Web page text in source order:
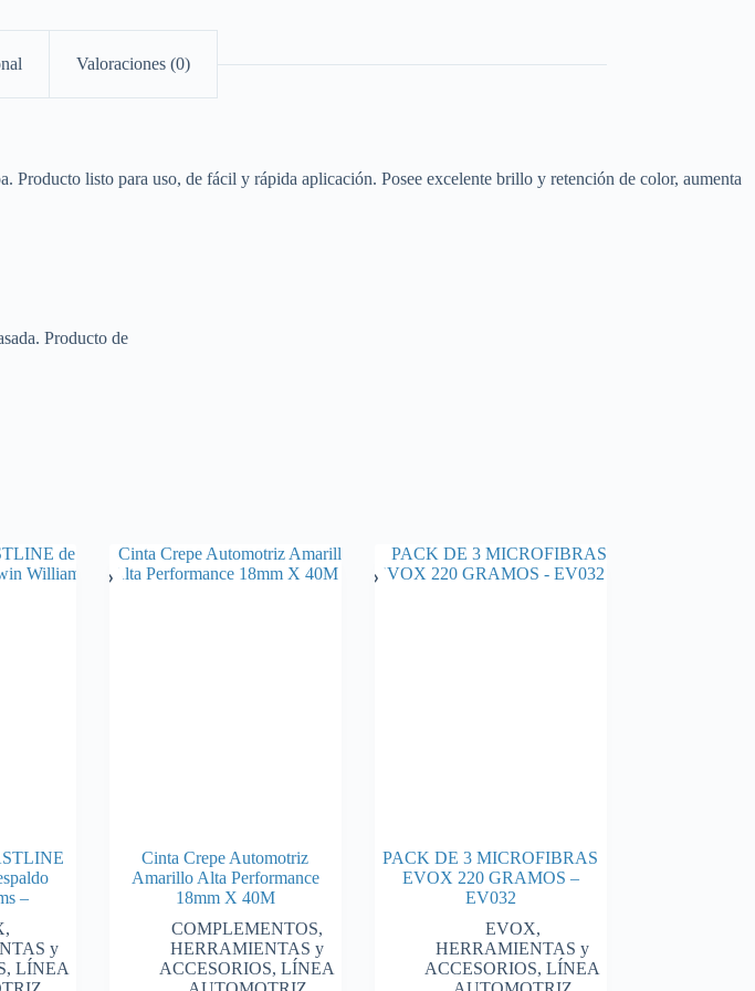
Valoraciones (0)
listo para uso, de fácil y rápida aplicación. Posee excelente brillo y retención de color, aumenta
Producto de
–
,
y
,LÍNEA
Cinta Crepe Automotriz
Amarillo Alta Performance
18mm X 40M
COMPLEMENTOS,
HERRAMIENTAS y
ACCESORIOS,LÍNEA
PACK DE 3 MICROFIBRAS
EVOX 220 GRAMOS –
EV032
EVOX,
HERRAMIENTAS y
ACCESORIOS,LÍNEA